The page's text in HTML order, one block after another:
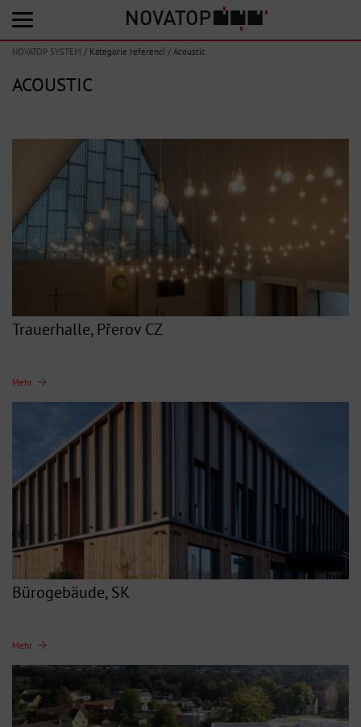
NOVATOP SYSTEM / Kategorie referencí / Acoustic
ACOUSTIC
Trauerhalle, Přerov CZ
Mehr
Bürogebäude, SK
Mehr